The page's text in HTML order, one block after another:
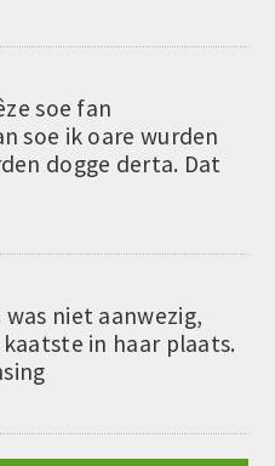
soe fan
soe ik oare wurden
dogge derta. Dat
was niet aanwezig,
in haar plaats.